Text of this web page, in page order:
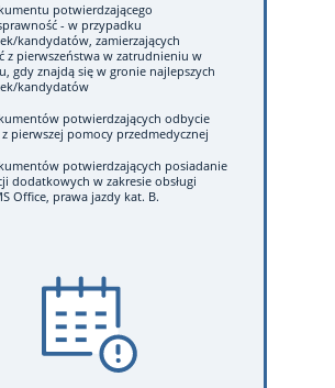
potwierdzającego
- w przypadku
kandydatów, zamierzających
z pierwszeństwa w zatrudnieniu w
gdy znajdą się w gronie najlepszych
kandydatów
potwierdzających odbycie
pierwszej pomocy przedmedycznej
potwierdzających posiadanie
dodatkowych w zakresie obsługi
Office, prawa jazdy kat. B.